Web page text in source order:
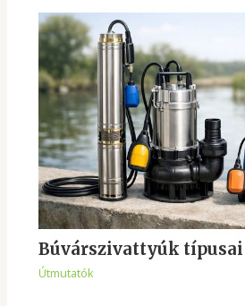
Búvárszivattyúk típusai
Útmutatók